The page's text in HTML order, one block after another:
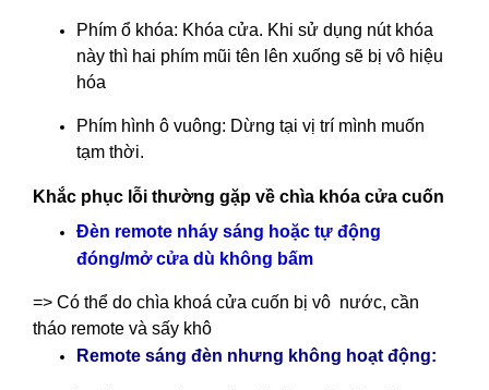
Phím ổ khóa: Khóa cửa. Khi sử dụng nút khóa
này thì hai phím mũi tên lên xuống sẽ bị vô hiệu
hóa
Phím hình ô vuông: Dừng tại vị trí mình muốn
tạm thời.
Khắc phục lỗi thường gặp về chìa khóa cửa cuốn
Đèn remote nháy sáng hoặc tự động
đóng/mở cửa dù không bấm
=> Có thể do chìa khoá cửa cuốn bị vô nước, cần
tháo remote và sấy khô
Remote sáng đèn nhưng không hoạt động: